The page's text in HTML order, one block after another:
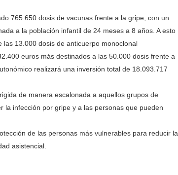
765.650 dosis de vacunas frente a la gripe, con un
a la población infantil de 24 meses a 8 años. A esto
13.000 dosis de anticuerpo monoclonal
euros más destinados a las 50.000 dosis frente a
realizará una inversión total de 18.093.717
de manera escalonada a aquellos grupos de
la infección por gripe y a las personas que pueden
de las personas más vulnerables para reducir la
asistencial.